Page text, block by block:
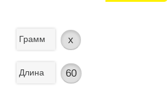
Грамм x
Длина 60